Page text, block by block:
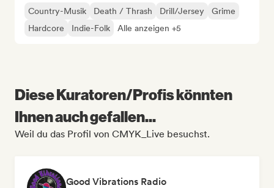
Country-Musik Death / Thrash Drill/Jersey
Grime
Hardcore
Indie-Folk Alle anzeigen +5
Diese Kuratoren/Profis könnten
Ihnen auch gefallen...
Weil du das Profil von CMYK_Live besuchst.
Good Vibrations Radio